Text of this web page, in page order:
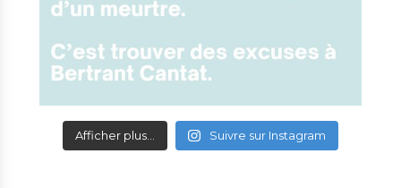
Afficher plus... Suivre sur Instagram